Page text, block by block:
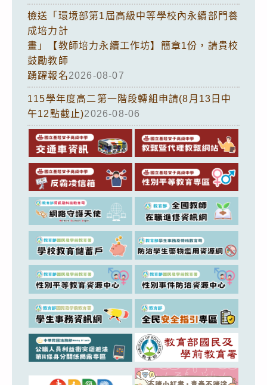
檢送「環境部第1屆高級中等學校內永續部門養
成培力計
畫」【教師培力永續工作坊】簡章1份，請貴校
鼓勵教師
踴躍報名2026-08-07
115學年度高二第一階段轉組申請(8月13日中
午12點截止)2026-08-06